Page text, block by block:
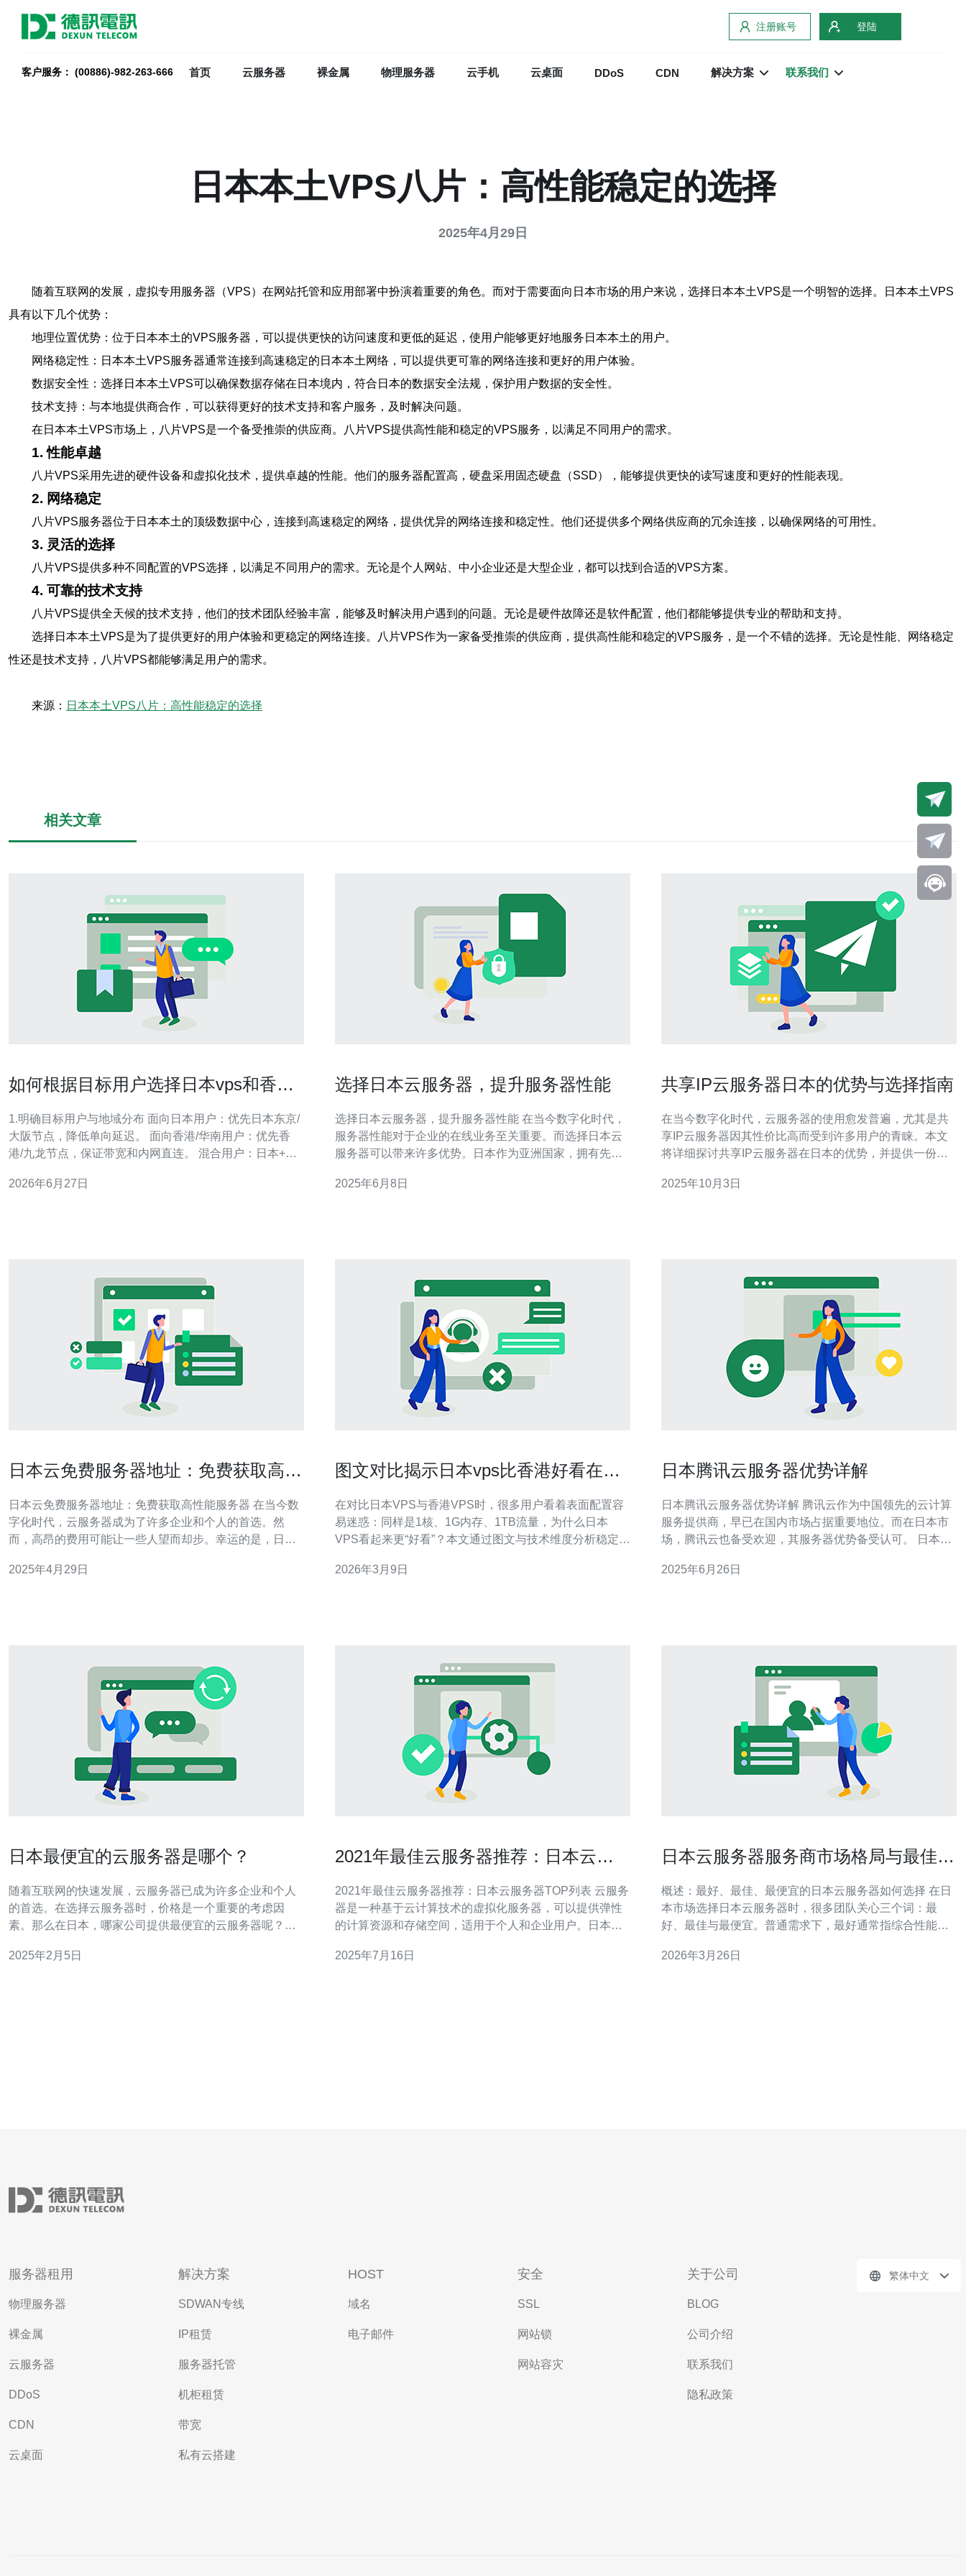
注册账号 登陆
客户服务： (00886)-982-263-666 首页 云服务器 裸金属 物理服务器 云手机 云桌面 DDoS CDN 解决方案 联系我们
日本本土VPS八片：高性能稳定的选择
2025年4月29日
随着互联网的发展，虚拟专用服务器（VPS）在网站托管和应用部署中扮演着重要的角色。而对于需要面向日本市场的用户来说，选择日本本土VPS是一个明智的选择。日本本土VPS
具有以下几个优势：
地理位置优势：位于日本本土的VPS服务器，可以提供更快的访问速度和更低的延迟，使用户能够更好地服务日本本土的用户。
网络稳定性：日本本土VPS服务器通常连接到高速稳定的日本本土网络，可以提供更可靠的网络连接和更好的用户体验。
数据安全性：选择日本本土VPS可以确保数据存储在日本境内，符合日本的数据安全法规，保护用户数据的安全性。
技术支持：与本地提供商合作，可以获得更好的技术支持和客户服务，及时解决问题。
在日本本土VPS市场上，八片VPS是一个备受推崇的供应商。八片VPS提供高性能和稳定的VPS服务，以满足不同用户的需求。
1. 性能卓越
八片VPS采用先进的硬件设备和虚拟化技术，提供卓越的性能。他们的服务器配置高，硬盘采用固态硬盘（SSD），能够提供更快的读写速度和更好的性能表现。
2. 网络稳定
八片VPS服务器位于日本本土的顶级数据中心，连接到高速稳定的网络，提供优异的网络连接和稳定性。他们还提供多个网络供应商的冗余连接，以确保网络的可用性。
3. 灵活的选择
八片VPS提供多种不同配置的VPS选择，以满足不同用户的需求。无论是个人网站、中小企业还是大型企业，都可以找到合适的VPS方案。
4. 可靠的技术支持
八片VPS提供全天候的技术支持，他们的技术团队经验丰富，能够及时解决用户遇到的问题。无论是硬件故障还是软件配置，他们都能够提供专业的帮助和支持。
选择日本本土VPS是为了提供更好的用户体验和更稳定的网络连接。八片VPS作为一家备受推崇的供应商，提供高性能和稳定的VPS服务，是一个不错的选择。无论是性能、网络稳定
性还是技术支持，八片VPS都能够满足用户的需求。
来源： 日本本土VPS八片：高性能稳定的选择
相关文章
如何根据目标用户选择日本vps和香港
1.明确目标用户与地域分布 面向日本用户：优先日本东京/
大阪节点，降低单向延迟。 面向香港/华南用户：优先香
港/九龙节点，保证带宽和内网直连。 混合用户：日本+香
商需低延迟与高带宽，游戏需稳定丢包与抗DDoS。 法律
2026年6月27日
选择日本云服务器，提升服务器性能
选择日本云服务器，提升服务器性能 在当今数字化时代，
服务器性能对于企业的在线业务至关重要。而选择日本云
服务器可以带来许多优势。日本作为亚洲国家，拥有先进
云服务器的运行提供了可靠的支持。 日本云服务器提供商
2025年6月8日
共享IP云服务器日本的优势与选择指南
在当今数字化时代，云服务器的使用愈发普遍，尤其是共
享IP云服务器因其性价比高而受到许多用户的青睐。本文
将详细探讨共享IP云服务器在日本的优势，并提供一份详
云服务器的优势 共享IP云服务器在日本的优势主要体现在
2025年10月3日
日本云免费服务器地址：免费获取高性
日本云免费服务器地址：免费获取高性能服务器 在当今数
字化时代，云服务器成为了许多企业和个人的首选。然
而，高昂的费用可能让一些人望而却步。幸运的是，日本
性能服务器，本文将介绍如何获取这些免费云服务器。 云
2025年4月29日
图文对比揭示日本vps比香港好看在稳
在对比日本VPS与香港VPS时，很多用户看着表面配置容
易迷惑：同样是1核、1G内存、1TB流量，为什么日本
VPS看起来更“好看”？本文通过图文与技术维度分析稳定
结合实际指标与购买建议，最后给出推荐。 先看对比维
2026年3月9日
日本腾讯云服务器优势详解
日本腾讯云服务器优势详解 腾讯云作为中国领先的云计算
服务提供商，早已在国内市场占据重要地位。而在日本市
场，腾讯云也备受欢迎，其服务器优势备受认可。 日本腾
高效的网络架构，能够提供稳定、高速的云计算服务。无
2025年6月26日
日本最便宜的云服务器是哪个？
随着互联网的快速发展，云服务器已成为许多企业和个人
的首选。在选择云服务器时，价格是一个重要的考虑因
素。那么在日本，哪家公司提供最便宜的云服务器呢？本
提供商。 亚马逊AWS（Amazon Web Services）是一家全
2025年2月5日
2021年最佳云服务器推荐：日本云服
2021年最佳云服务器推荐：日本云服务器TOP列表 云服务
器是一种基于云计算技术的虚拟化服务器，可以提供弹性
的计算资源和存储空间，适用于个人和企业用户。日本作
源和技术支持，因此选择日本云服务器成为很多用户的首
2025年7月16日
日本云服务器服务商市场格局与最佳选
概述：最好、最佳、最便宜的日本云服务器如何选择 在日
本市场选择日本云服务器时，很多团队关心三个词：最
好、最佳与最便宜。普通需求下，最好通常指综合性能和
衡量的最佳可能是本地厂商（如さくら、ConoHa），最
2026年3月26日
服务器租用
物理服务器
裸金属
云服务器
DDoS
CDN
云桌面
解决方案
SDWAN专线
IP租赁
服务器托管
机柜租赁
带宽
私有云搭建
HOST
域名
电子邮件
安全
SSL
网站锁
网站容灾
关于公司
BLOG
公司介绍
联系我们
隐私政策
繁体中文